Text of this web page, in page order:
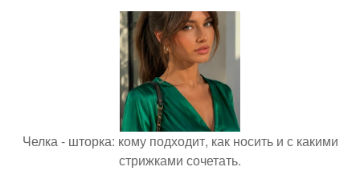
Челка - шторка: кому подходит, как носить и с какими
стрижками сочетать.